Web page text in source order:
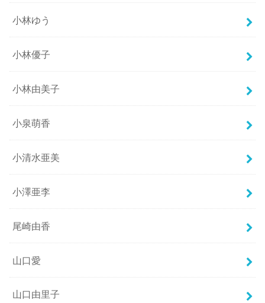
小林ゆう
小林優子
小林由美子
小泉萌香
小清水亜美
小澤亜李
尾崎由香
山口愛
山口由里子